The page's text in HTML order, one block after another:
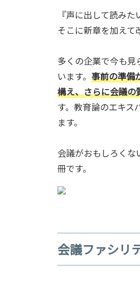
『声に出して読み
そこに新章を加えて
多くの企業で今も見
います。 事前の準備
構え、さらに会議の
す。教育論のエキス
ます。
会議がおもしろく
冊です。
会議ファシリ